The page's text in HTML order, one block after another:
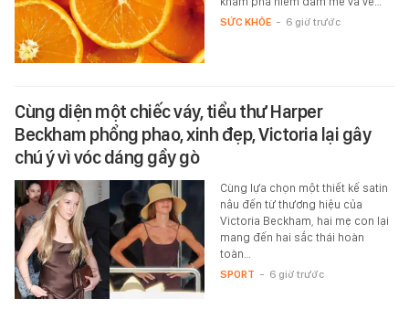
SỨC KHỎE - 6 giờ trước
Cùng diện một chiếc váy, tiểu thư Harper
Beckham phổng phao, xinh đẹp, Victoria lại gây
chú ý vì vóc dáng gầy gò
Cùng lựa chọn một thiết kế satin
nâu đến từ thương hiệu của
Victoria Beckham, hai mẹ con lại
mang đến hai sắc thái hoàn
toàn…
SPORT - 6 giờ trước